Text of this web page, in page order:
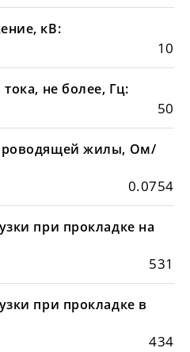
кВ:
10
не более, Гц:
50
жилы, Ом/
0.0754
при прокладке на
531
при прокладке в
434